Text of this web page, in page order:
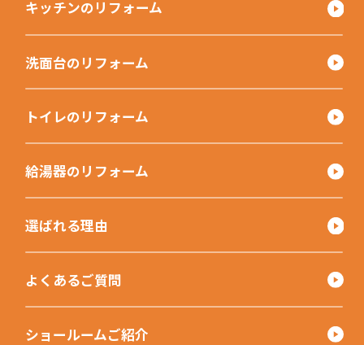
キッチンのリフォーム
洗面台のリフォーム
トイレのリフォーム
給湯器のリフォーム
選ばれる理由
よくあるご質問
ショールームご紹介